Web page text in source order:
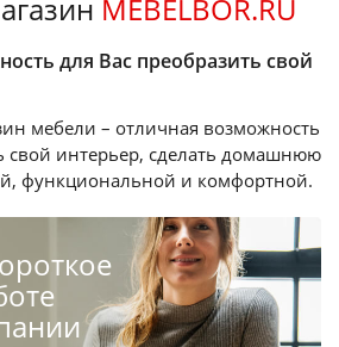
MEBELBOR.RU
для Вас преобразить свой
мебели – отличная возможность
свой интерьер, сделать домашнюю
функциональной и комфортной.